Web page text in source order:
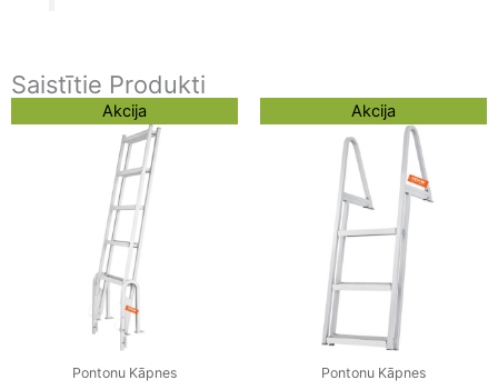
Saistītie Produkti
Akcija
Pontonu Kāpnes
Original
price
was:
218,89 €.
price
is:
200,74 €.
Akcija
Pontonu Kāpnes
Original
price
was:
168,07 €.
price
is:
149,92 €.